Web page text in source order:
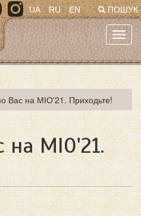
ПОШУК
UA RU EN
Вас на МІО'21. Приходьте!
на МІО'21.